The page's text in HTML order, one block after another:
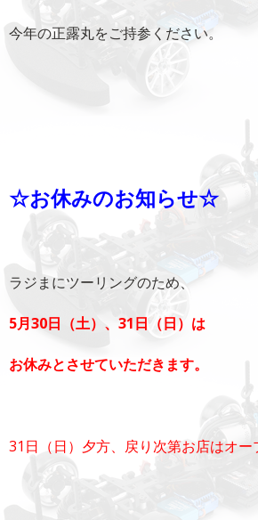
今年の正露丸をご持参ください。
☆お休みのお知らせ☆
ラジまにツーリングのため、
5月30日（土）、31日（日）は
お休みとさせていただきます。
31日（日）夕方、戻り次第お店はオー